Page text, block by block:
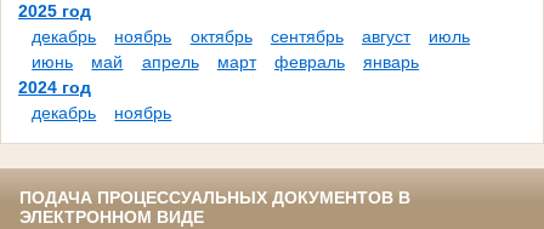
2025 год
декабрь
ноябрь октябрь сентябрь август
июль
июнь
май апрель март февраль
январь
2024 год
декабрь
ноябрь
ПОДАЧА ПРОЦЕССУАЛЬНЫХ ДОКУМЕНТОВ В
ЭЛЕКТРОННОМ ВИДЕ